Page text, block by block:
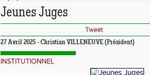
Jeunes Juges
Tweet
27 Avril 2025 - Christian VILLENEUVE (Président)
INSTITUTIONNEL